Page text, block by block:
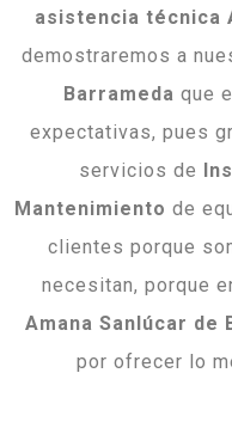
asistencia técnica
demostraremos a
Barrameda que
expectativas, pues
servicios de
Mantenimiento de
clientes porque
necesitan, porque
Amana Sanlúcar de
por ofrecer lo